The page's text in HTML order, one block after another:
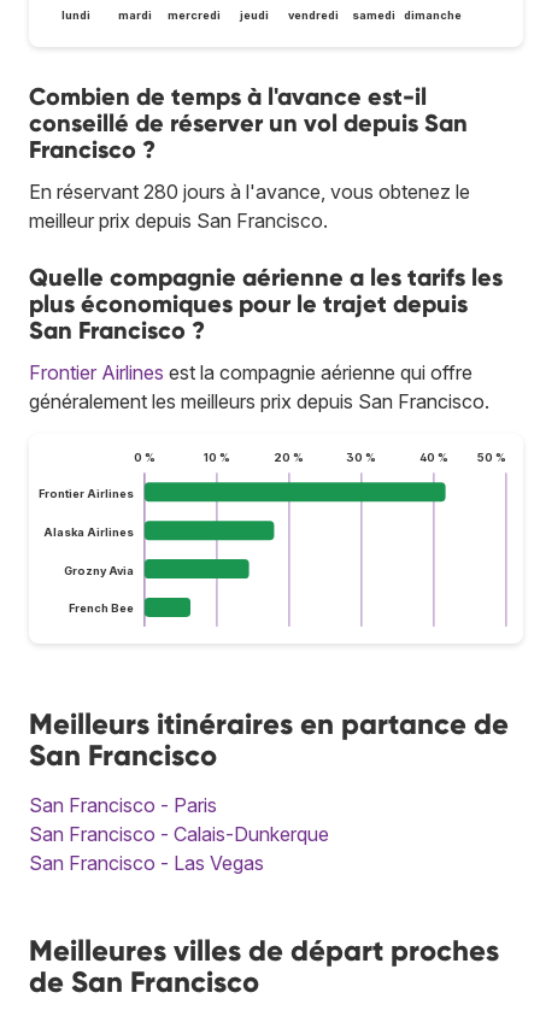
lundi
mardi mercredi jeudi vendredi samedi dimanche
Combien de temps à l'avance est-il
conseillé de réserver un vol depuis San
Francisco ?
En réservant 280 jours à l'avance, vous obtenez le
meilleur prix depuis San Francisco.
Quelle compagnie aérienne a les tarifs les
plus économiques pour le trajet depuis
San Francisco ?
Frontier Airlines est la compagnie aérienne qui offre
généralement les meilleurs prix depuis San Francisco.
0 % 10 % 20 % 30 % 40 % 50 %
Frontier Airlines
Alaska Airlines
Grozny Avia
French Bee
Meilleurs itinéraires en partance de
San Francisco
San Francisco - Paris
San Francisco - Calais-Dunkerque
San Francisco - Las Vegas
Meilleures villes de départ proches
de San Francisco